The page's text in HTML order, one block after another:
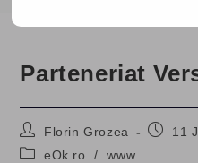
Parteneriat
Post
author:
Florin Grozea
Post11
PosteOk.ro / www